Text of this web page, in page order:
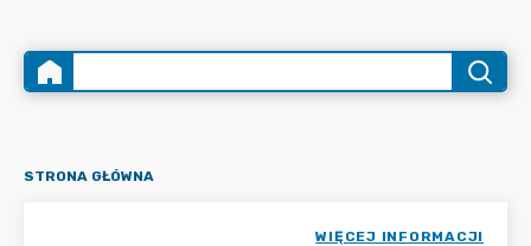
STRONA GŁÓWNA
WIĘCEJ INFORMACJI